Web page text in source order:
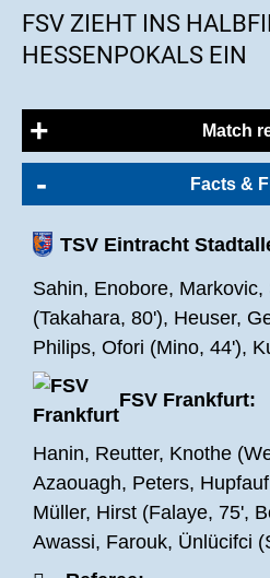
FSV ZIEHT INS
HESSENPOKALS EIN
Match
Die Winterpause hat
rollte wieder für den FSV
Stadtallendorf sein erstes
2023 bestritten hat. Die
dabei im Viertelfinale des
Hessenligisten TSV
einem glücklichen 1:0
Bornheimer schlussendlich
Von den drei
Anim Farouk, der in der
Oluwabori Ayompo Falaye
Elias Oubella war
Facts &
TSV Eintracht
Sahin, Enobore,
(Takahara, 80'), Heuser,
Philips, Ofori (Mino, 44'),
FSV Frankfurt:
Hanin, Reutter, Knothe
Azaouagh, Peters,
Müller, Hirst (Falaye, 75',
Awassi, Farouk, Ünlücifci